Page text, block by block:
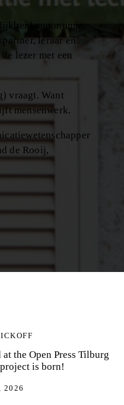
autonomie,
leraar en
lezer met een
vraagt. Want
mensenwerk.
de Rooij,
the Open Press Tilburg
is born!
2026